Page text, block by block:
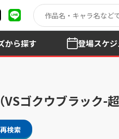
から探す 登場スケ
VSゴクウブラック
再検索